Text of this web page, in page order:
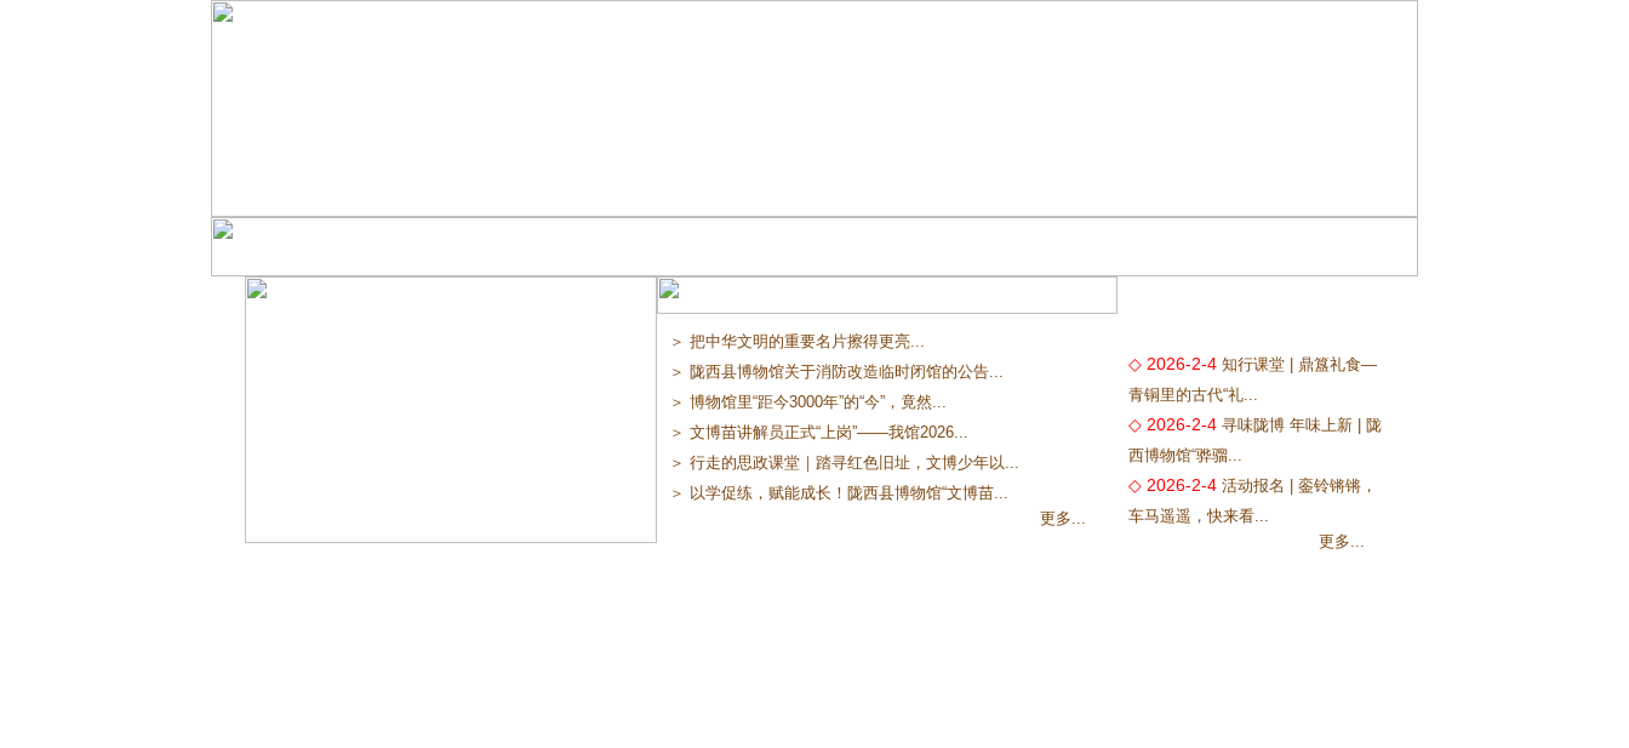
＞ 把中华文明的重要名片擦得更亮...
＞ 陇西县博物馆关于消防改造临时闭馆的公告...
＞ 博物馆里“距今3000年”的“今”，竟然...
＞ 文博苗讲解员正式“上岗”——我馆2026...
＞ 行走的思政课堂｜踏寻红色旧址，文博少年以...
＞ 以学促练，赋能成长！陇西县博物馆“文博苗...
更多...
◇ 2026-2-4 知行课堂 | 鼎簋礼食—
青铜里的古代“礼...
◇ 2026-2-4 寻味陇博 年味上新 | 陇
西博物馆“骅骝...
◇ 2026-2-4 活动报名 | 銮铃锵锵，
车马遥遥，快来看...
更多...